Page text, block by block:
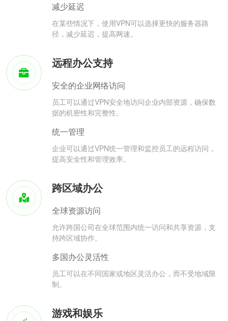
减少延迟
在某些情况下，使用VPN可以选择更快的服务器路
径，减少延迟，提高网速。
远程办公支持
安全的企业网络访问
员工可以通过VPN安全地访问企业内部资源，确保数
据的机密性和完整性。
统一管理
企业可以通过VPN统一管理和监控员工的远程访问，
提高安全性和管理效率。
跨区域办公
全球资源访问
允许跨国公司在全球范围内统一访问和共享资源，支
持跨区域协作。
多国办公灵活性
员工可以在不同国家或地区灵活办公，而不受地域限
制。
游戏和娱乐